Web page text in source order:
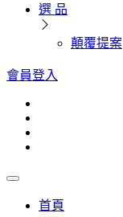
選 品
顛覆提案
會員登入
首頁